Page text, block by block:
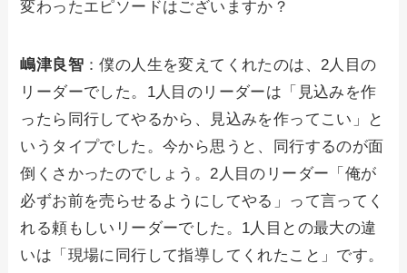
変わったエピソードはございますか？
嶋津良智 ：僕の人生を変えてくれたのは、2人目の
リーダーでした。1人目のリーダーは「見込みを作
ったら同行してやるから、見込みを作ってこい」と
いうタイプでした。今から思うと、同行するのが面
倒くさかったのでしょう。2人目のリーダー「俺が
必ずお前を売らせるようにしてやる」って言ってく
れる頼もしいリーダーでした。1人目との最大の違
いは「現場に同行して指導してくれたこと」です。